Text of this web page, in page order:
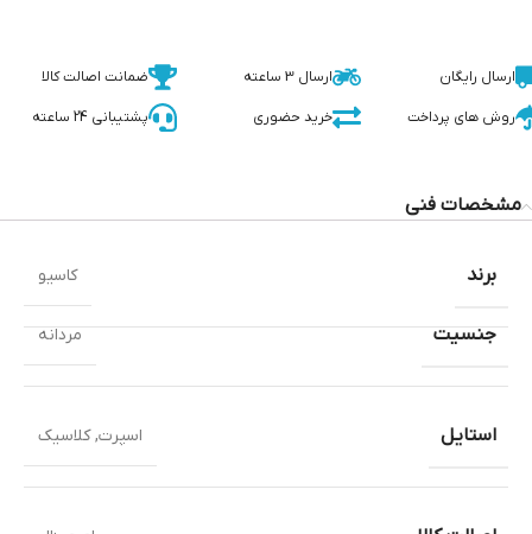
ارسال رایگان ارسال 3 ساعته ضمانت اصالت کالا
روش های پرداخت خرید حضوری پشتیبانی 24 ساعته
مشخصات فنی
جنسیت مردانه
استایل اسپرت,کلاسیک
برند کاسیو